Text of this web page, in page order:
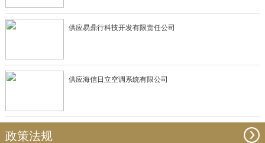
供应易鼎行科技开发有限责任公司
供应海信日立空调系统有限公司
政策法规